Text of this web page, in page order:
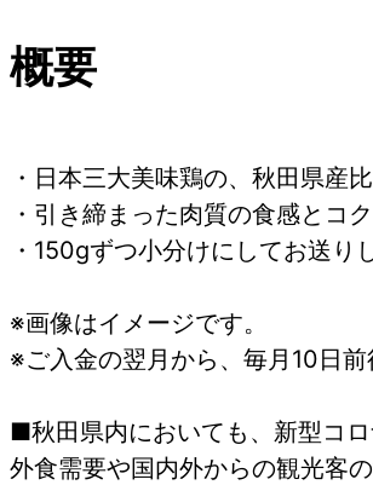
概要
・日本三大美味鶏の、秋田県産比
・引き締まった肉質の食感とコ
・150gずつ小分けにしてお送り
※画像はイメージです。
※ご入金の翌月から、毎月10日前
■秋田県内においても、新型コ
外食需要や国内外からの観光客